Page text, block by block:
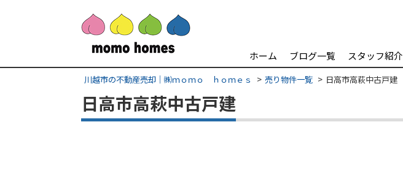
ホーム ブログ一覧 スタッフ紹介
川越市の不動産売却｜㈱ｍｏｍｏ ｈｏｍｅｓ 売り物件一覧 日高市高萩中古戸建
日高市高萩中古戸建